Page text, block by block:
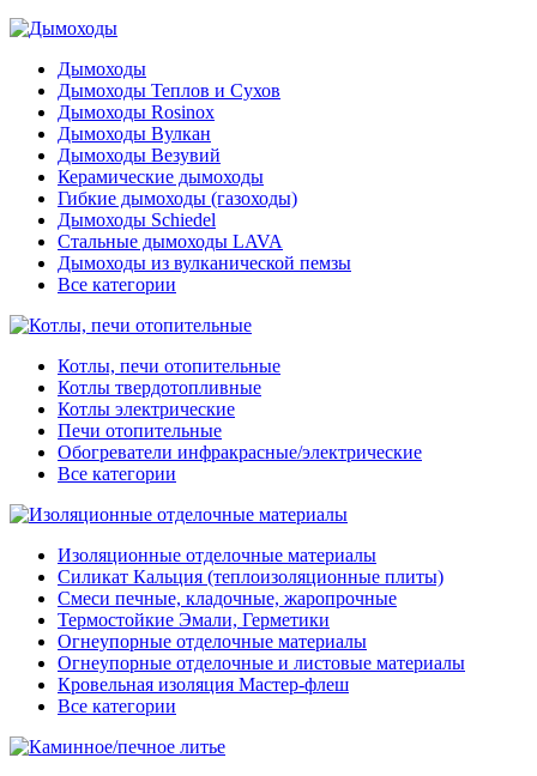
Дымоходы
Дымоходы Теплов и Сухов
Дымоходы Rosinox
Дымоходы Вулкан
Дымоходы Везувий
Керамические дымоходы
Гибкие дымоходы (газоходы)
Дымоходы Schiedel
Стальные дымоходы LAVA
Дымоходы из вулканической пемзы
Все категории
Котлы, печи отопительные
Котлы твердотопливные
Котлы электрические
Печи отопительные
Обогреватели инфракрасные/электрические
Все категории
Изоляционные отделочные материалы
Силикат Кальция (теплоизоляционные плиты)
Смеси печные, кладочные, жаропрочные
Термостойкие Эмали, Герметики
Огнеупорные отделочные материалы
Огнеупорные отделочные и листовые материалы
Кровельная изоляция Мастер-флеш
Все категории